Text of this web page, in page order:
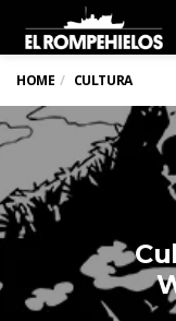
HOME CULTURA